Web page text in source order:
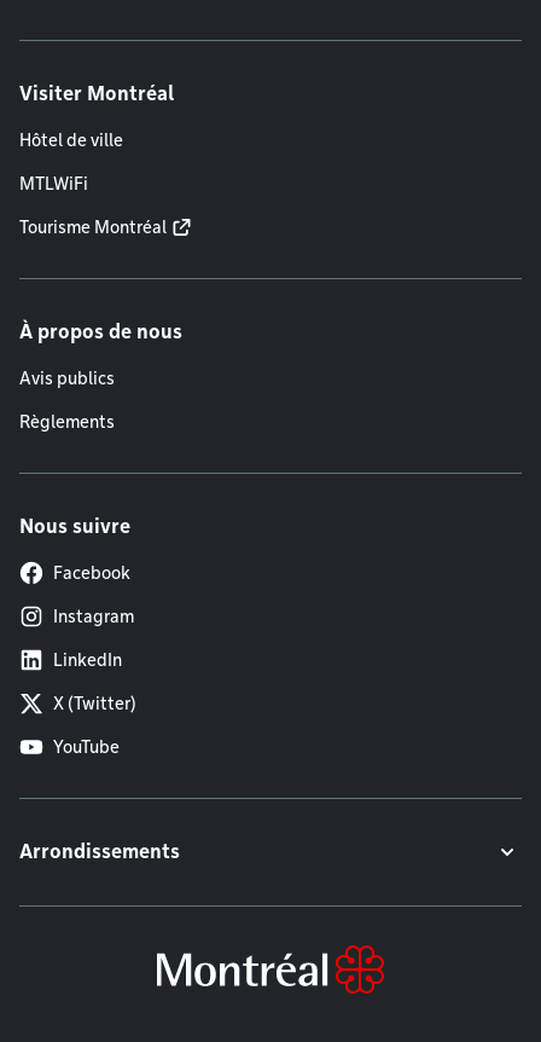
Visiter Montréal
Hôtel de ville
MTLWiFi
Tourisme Montréal
À propos de nous
Avis publics
Règlements
Nous suivre
Facebook
Instagram
LinkedIn
X (Twitter)
YouTube
Arrondissements